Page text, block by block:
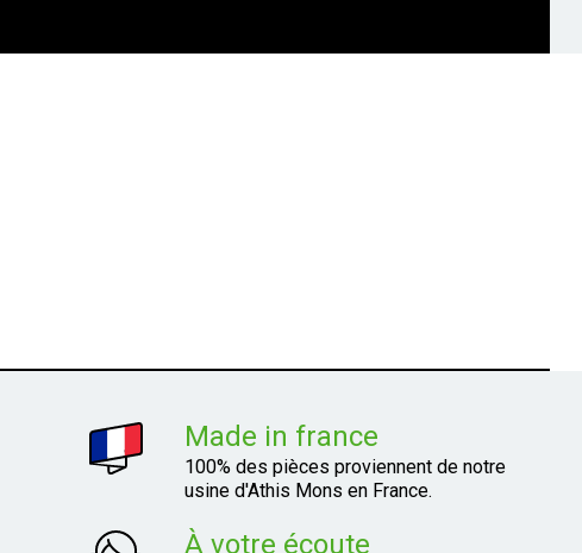
Made in france
100% des pièces proviennent de notre
usine d'Athis Mons en France.
À votre écoute